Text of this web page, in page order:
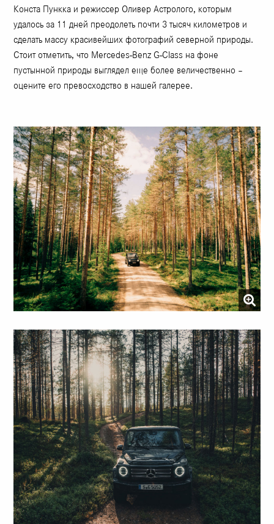
Конста Пункка и режиссер Оливер Астролого, которым
удалось за 11 дней преодолеть почти 3 тысяч километров и
сделать массу красивейших фотографий северной природы.
Стоит отметить, что Mercedes-Benz G-Class на фоне
пустынной природы выглядел еще более величественно –
оцените его превосходство в нашей галерее.